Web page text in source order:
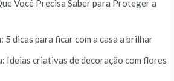
Você Precisa Saber para Proteger a
5 dicas para ficar com a casa a brilhar
Ideias criativas de decoração com flores